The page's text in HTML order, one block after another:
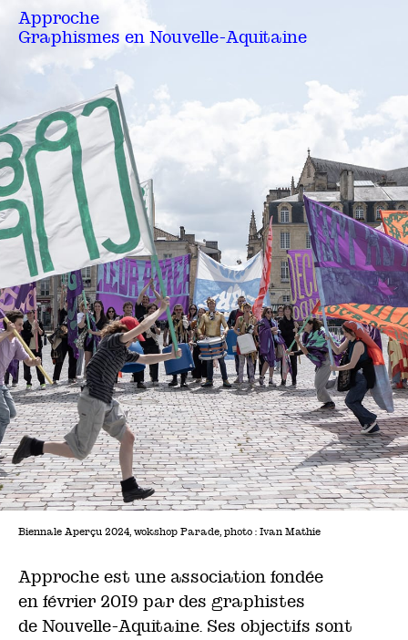
Approche
Graphismes en Nouvelle-Aquitaine
Biennale Aperçu 2024, wokshop Parade, photo : Ivan Mathie
Approche est une association fondée
en février 2019 par des graphistes
de Nouvelle-Aquitaine. Ses objectifs sont